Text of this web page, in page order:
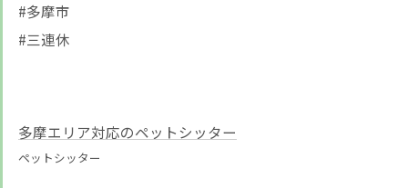
#多摩市
#三連休
多摩エリア対応のペットシッター
ペットシッター